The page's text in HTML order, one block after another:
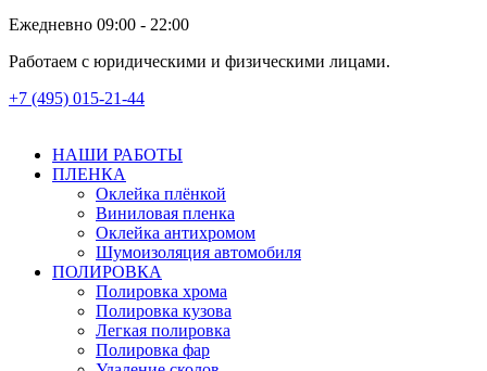
Ежедневно 09:00 - 22:00
Работаем с юридическими и физическими лицами.
+7 (495) 015-21-44
НАШИ РАБОТЫ
ПЛЕНКА
Оклейка плёнкой
Виниловая пленка
Оклейка антихромом
Шумоизоляция автомобиля
ПОЛИРОВКА
Полировка хрома
Полировка кузова
Легкая полировка
Полировка фар